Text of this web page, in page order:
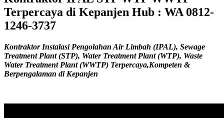
Terpercaya di Kepanjen Hub : WA 0812-
1246-3737
Kontraktor Instalasi Pengolahan Air Limbah (IPAL), Sewage
Treatment Plant (STP), Water Treatment Plant (WTP), Waste
Water Treatment Plant (WWTP) Terpercaya,Kompeten &
Berpengalaman di Kepanjen